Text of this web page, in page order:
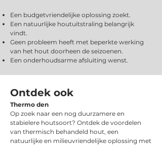
Een budgetvriendelijke oplossing zoekt.
Een natuurlijke houtuitstraling belangrijk
vindt.
Geen probleem heeft met beperkte werking
van het hout doorheen de seizoenen.
Een onderhoudsarme afsluiting wenst.
Ontdek ook
Thermo den
Op zoek naar een nog duurzamere en
stabielere houtsoort? Ontdek de voordelen
van thermisch behandeld hout, een
natuurlijke en milieuvriendelijke oplossing met